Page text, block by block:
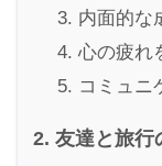
内面的な
心の疲れ
コミュニ
友達と旅行